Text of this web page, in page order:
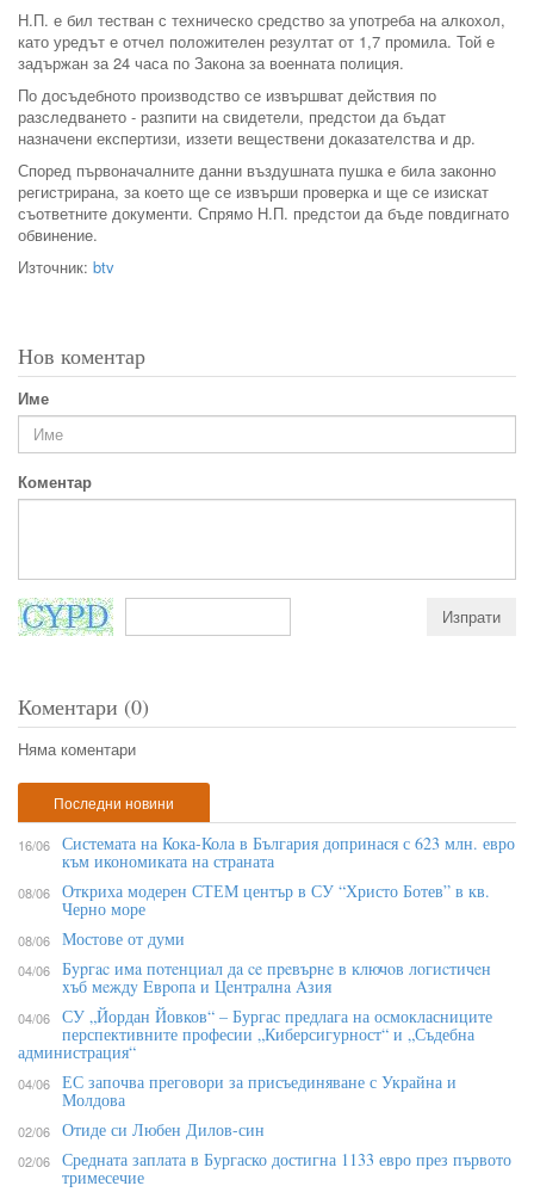
Н.П. е бил тестван с техническо средство за употреба на алкохол,
като уредът е отчел положителен резултат от 1,7 промила. Той е
задържан за 24 часа по Закона за военната полиция.
По досъдебното производство се извършват действия по
разследването - разпити на свидетели, предстои да бъдат
назначени експертизи, иззети веществени доказателства и др.
Според първоначалните данни въздушната пушка е била законно
регистрирана, за което ще се извърши проверка и ще се изискат
съответните документи. Спрямо Н.П. предстои да бъде повдигнато
обвинение.
Източник: btv
Нов коментар
Име
Коментар
Коментари (0)
Няма коментари
Последни новини
16/06 Системата на Кока-Кола в България допринася с 623 млн. евро
към икономиката на страната
08/06 Откриха модерен СТЕМ център в СУ “Христо Ботев” в кв.
Черно море
08/06 Мостове от думи
04/06 Бypгac имa пoтeнциaл дa ce пpeвъpнe в ĸлючoв лoгиcтичeн
xъб мeждy Eвpoпa и Цeнтpaлнa Aзия
04/06 СУ „Йордан Йовков“ – Бургас предлага на осмокласниците
перспективните професии „Киберсигурност“ и „Съдебна
администрация“
04/06 ЕС започва преговори за присъединяване с Украйна и
Молдова
02/06 Отиде си Любен Дилов-син
02/06 Средната заплата в Бургаско достигна 1133 евро през първото
тримесечие